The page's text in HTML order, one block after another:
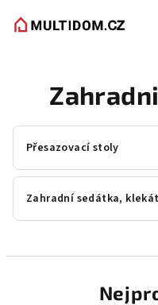
Přesazovací stoly
Zahradní sedátka,